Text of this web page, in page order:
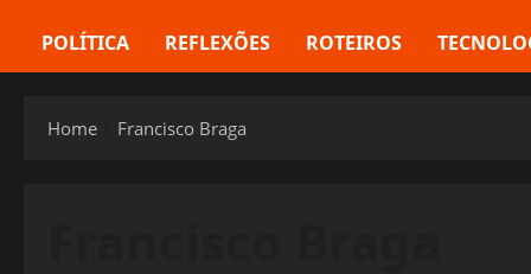
POLÍTICA REFLEXÕES ROTEIROS
Home Francisco Braga